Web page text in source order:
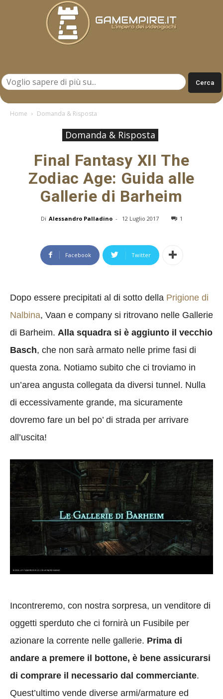
Home Domanda & Risposta
Domanda & Risposta
Final Fantasy XII The
Zodiac Age: Guida alle
Gallerie di Barheim
Di Alessandro Palladino - 12 Luglio 2017 1
Facebook Twitter
Dopo essere precipitati al di sotto della Prigione di
Nalbina, Vaan e company si ritrovano nelle Gallerie
di Barheim. Alla squadra si è aggiunto il vecchio
Basch, che non sarà armato nelle prime fasi di
questa zona. Notiamo subito che ci troviamo in
un’area angusta collegata da diversi tunnel. Nulla
di eccessivamente grande, ma sicuramente
dovremo fare un bel po’ di strada per arrivare
all’uscita!
Incontreremo, con nostra sorpresa, un venditore di
oggetti sperduto che ci fornirà un Fusibile per
azionare la corrente nelle gallerie. Prima di
andare a premere il bottone, è bene assicurarsi
di comprare il necessario dal commerciante.
Quest’ultimo vende diverse armi/armature ed